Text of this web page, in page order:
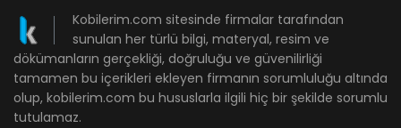
Kobilerim.com sitesinde firmalar tarafından
sunulan her türlü bilgi, materyal, resim ve
dökümanların gerçekliği, doğruluğu ve güvenilirliği
tamamen bu içerikleri ekleyen firmanın sorumluluğu altında
olup, kobilerim.com bu hususlarla ilgili hiç bir şekilde sorumlu
tutulamaz.